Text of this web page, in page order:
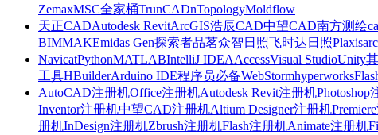
ZemaxMSC全家桶TrunCADnTopologyMoldflow
天正CADAutodesk RevitArcGIS浩辰CAD中望CAD南方测绘
BIMMAKEmidas Gen探索者品茗众智日照飞时达日照Plaxis
NavicatPythonMATLABIntelliJ IDEAAccessVisual StudioUnity
工具HBuilderArduino IDE程序员必备WebStormhyperworks
AutoCAD注册机Office注册机Autodesk Revit注册机Photoshop
Inventor注册机中望CAD注册机Altium Designer注册机
册机InDesign注册机Zbrush注册机Flash注册机Animate注册机